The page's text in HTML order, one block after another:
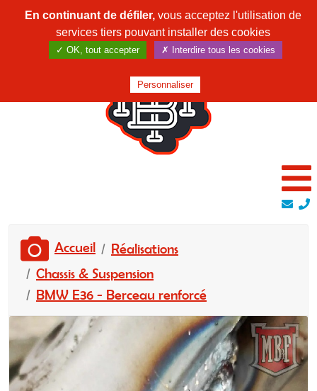
Accueil
Réalisations
Chassis & Suspension
BMW E36 - Berceau renforcé
En continuant de défiler,vous acceptez l'utilisation de
services tiers pouvant installer des cookies
✓ OK, tout accepter ✗ Interdire tous les cookies
Personnaliser